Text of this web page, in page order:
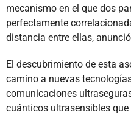
mecanismo en el que dos
perfectamente
distancia entre ellas,
El descubrimiento de esta
camino a nuevas
comunicaciones
cuánticos ultrasensibles